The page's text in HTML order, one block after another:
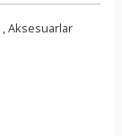
,Aksesuarlar